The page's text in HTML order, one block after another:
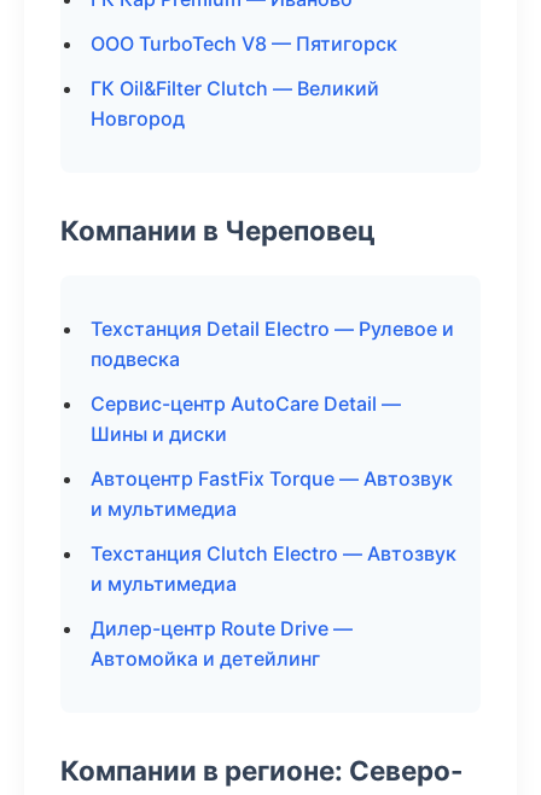
ООО TurboTech V8 — Пятигорск
ГК Oil&Filter Clutch — Великий
Новгород
Компании в Череповец
Техстанция Detail Electro — Рулевое и
подвеска
Сервис-центр AutoCare Detail —
Шины и диски
Автоцентр FastFix Torque — Автозвук
и мультимедиа
Техстанция Clutch Electro — Автозвук
и мультимедиа
Дилер-центр Route Drive —
Автомойка и детейлинг
Компании в регионе: Северо-